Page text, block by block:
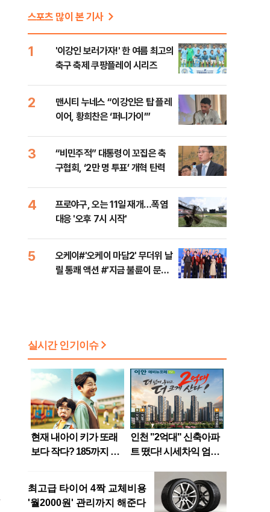
스포츠 많이 본 기사
1
'이강인 보러가자!' 한 여름 최고의
축구 축제 쿠팡플레이 시리즈
2
맨시티 누네스 “이강인은 탑 플레
이어, 황희찬은 ‘퍼니가이’”
3
“비민주적” 대통령이 꼬집은 축
구협회, ‘2만 명 투표’ 개혁 탄력
4
프로야구, 오는 11일 재개…폭염
대응 '오후 7시 시작'
5
오케이#'오케이 마담2' 무더위 날
릴 통쾌 액션 #'지금 불륜이 문제